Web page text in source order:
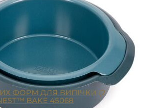
ФОРМ ДЛЯ ВИПІЧКИ (2
BAKE 45068